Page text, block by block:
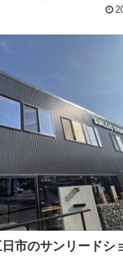
日市のサンリードシ